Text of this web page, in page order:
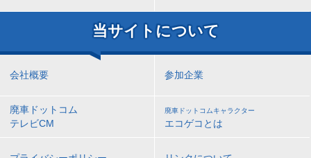
当サイトについて
会社概要 参加企業
廃車ドットコム
テレビCM
廃車ドットコムキャラクター
エコゲコとは